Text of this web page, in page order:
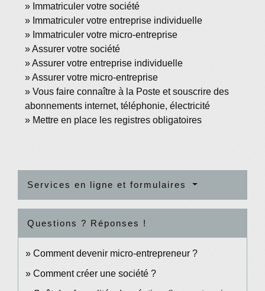
Immatriculer votre société
Immatriculer votre entreprise individuelle
Immatriculer votre micro-entreprise
Assurer votre société
Assurer votre entreprise individuelle
Assurer votre micro-entreprise
Vous faire connaître à la Poste et souscrire des
abonnements internet, téléphonie, électricité
Mettre en place les registres obligatoires
Services en ligne et formulaires
Questions ? Réponses !
Comment devenir micro-entrepreneur ?
Comment créer une société ?